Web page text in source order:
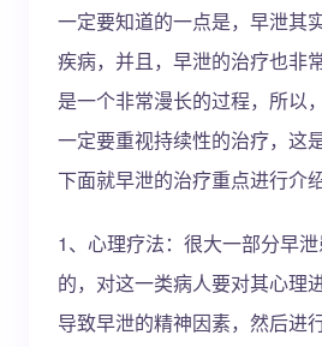
一定要知道的一点是，早泄其
疾病，并且，早泄的治疗也非
是一个非常漫长的过程，所以
一定要重视持续性的治疗，这
下面就早泄的治疗重点进行介绍
1、心理疗法：很大一部分早
的，对这一类病人要对其心理
导致早泄的精神因素，然后进